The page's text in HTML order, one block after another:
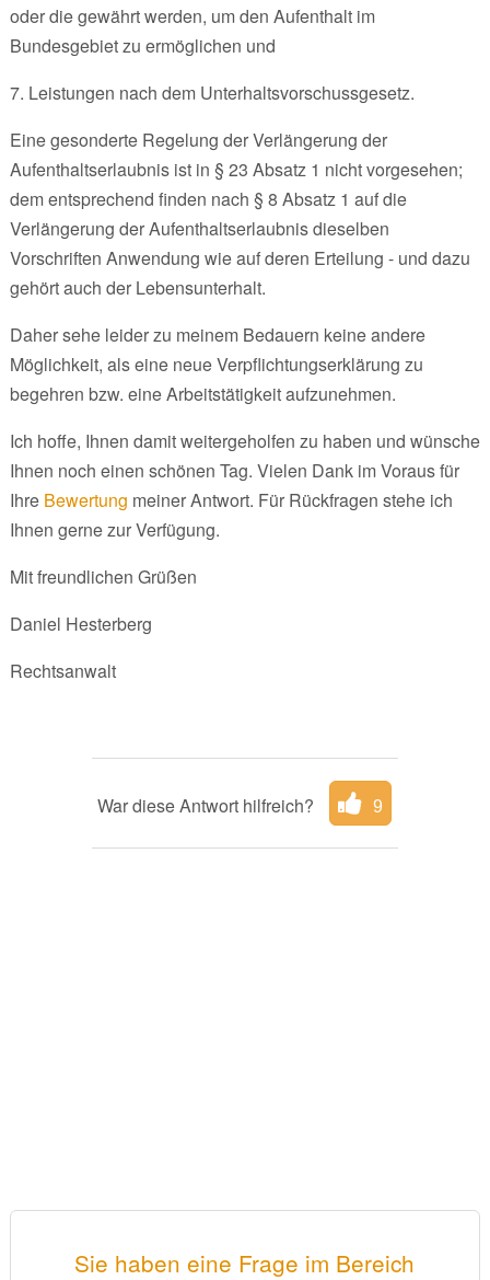
oder die gewährt werden, um den Aufenthalt im
Bundesgebiet zu ermöglichen und
7. Leistungen nach dem Unterhaltsvorschussgesetz.
Eine gesonderte Regelung der Verlängerung der
Aufenthaltserlaubnis ist in § 23 Absatz 1 nicht vorgesehen;
dem entsprechend finden nach § 8 Absatz 1 auf die
Verlängerung der Aufenthaltserlaubnis dieselben
Vorschriften Anwendung wie auf deren Erteilung - und dazu
gehört auch der Lebensunterhalt.
Daher sehe leider zu meinem Bedauern keine andere
Möglichkeit, als eine neue Verpflichtungserklärung zu
begehren bzw. eine Arbeitstätigkeit aufzunehmen.
Ich hoffe, Ihnen damit weitergeholfen zu haben und wünsche
Ihnen noch einen schönen Tag. Vielen Dank im Voraus für
Ihre Bewertung meiner Antwort. Für Rückfragen stehe ich
Ihnen gerne zur Verfügung.
Mit freundlichen Grüßen
Daniel Hesterberg
Rechtsanwalt
War diese Antwort hilfreich? 9
Sie haben eine Frage im Bereich